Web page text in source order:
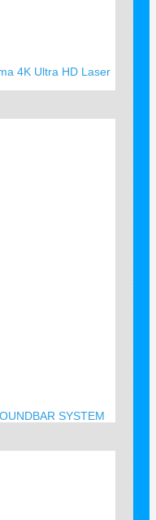
4K Ultra HD Laser
SYSTEM